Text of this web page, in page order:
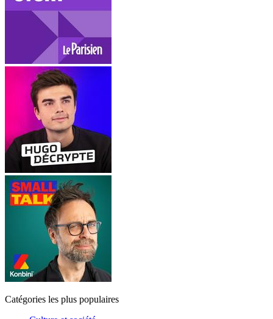
Catégories les plus populaires